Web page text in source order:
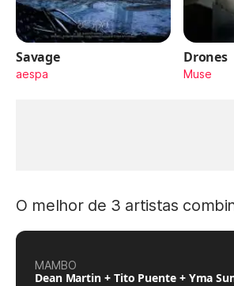
Savage
aespa
Drones
Muse
O melhor de 3 artistas
MAMBO
Dean Martin + Tito Puente + Yma